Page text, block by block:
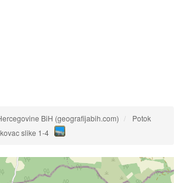
BiH (geografijabih.com)
Potok
slike 1-4